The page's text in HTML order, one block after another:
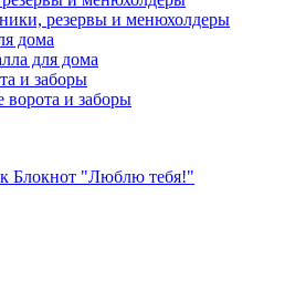
резервы и менюхолдеры
дома
для дома
и заборы
ворота и заборы